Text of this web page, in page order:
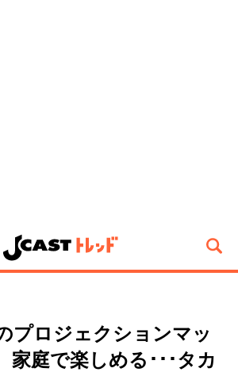
プロジェクションマッ
庭で楽しめる･･･タカ